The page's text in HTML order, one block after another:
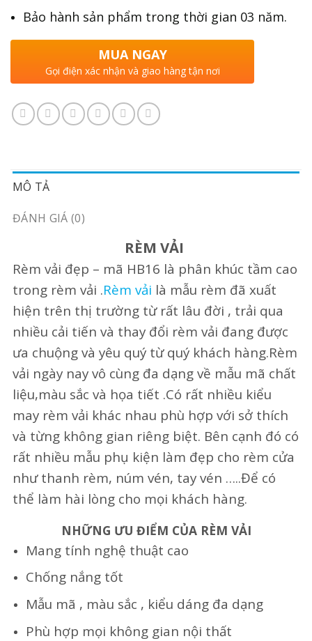
Bảo hành sản phẩm trong thời gian 03 năm.
MUA NGAY
Gọi điện xác nhận và giao hàng tận nơi
MÔ TẢ
ĐÁNH GIÁ (0)
RÈM VẢI
Rèm vải đẹp – mã HB16 là phân khúc tầm cao
trong rèm vải .Rèm vải là mẫu rèm đã xuất
hiện trên thị trường từ rất lâu đời , trải qua
nhiều cải tiến và thay đổi rèm vải đang được
ưa chuộng và yêu quý từ quý khách hàng.Rèm
vải ngày nay vô cùng đa dạng về mẫu mã chất
liệu,màu sắc và họa tiết .Có rất nhiều kiểu
may rèm vải khác nhau phù hợp với sở thích
và từng không gian riêng biệt. Bên cạnh đó có
rất nhiều mẫu phụ kiện làm đẹp cho rèm cửa
như thanh rèm, núm vén, tay vén …..Để có
thể làm hài lòng cho mọi khách hàng.
NHỮNG ƯU ĐIỂM CỦA RÈM VẢI
Mang tính nghệ thuật cao
Chống nắng tốt
Mẫu mã , màu sắc , kiểu dáng đa dạng
Phù hợp mọi không gian nội thất